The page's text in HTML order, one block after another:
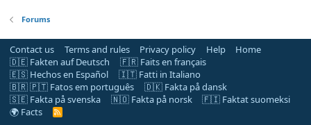
Forums
Contact us Terms and rules Privacy policy Help
Home
🇩🇪 Fakten auf Deutsch
🇫🇷 Faits en français
🇪🇸 Hechos en Español
🇮🇹 Fatti in Italiano
🇧🇷 🇵🇹 Fatos em português
🇩🇰 Fakta på dansk
🇸🇪 Fakta på svenska
🇳🇴 Fakta på norsk
🇫🇮 Faktat suomeksi
🌍 Facts
R